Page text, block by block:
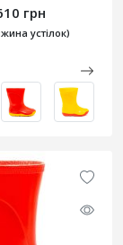
грн
устілок)